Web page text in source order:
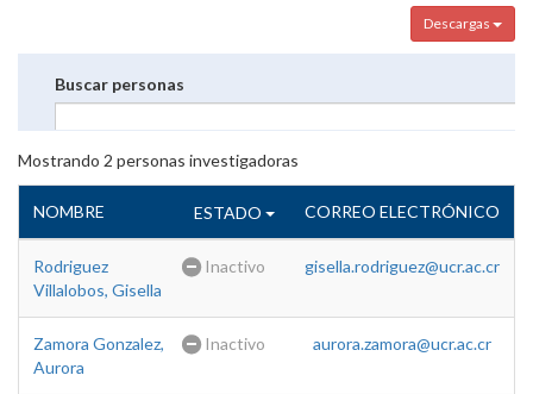
Descargas
Buscar personas
Mostrando 2 personas investigadoras
NOMBRE ESTADO CORREO ELECTRÓNICO
Rodriguez
Villalobos, Gisella
Inactivo gisella.rodriguez@ucr.ac.cr
Zamora Gonzalez,
Aurora
Inactivo aurora.zamora@ucr.ac.cr